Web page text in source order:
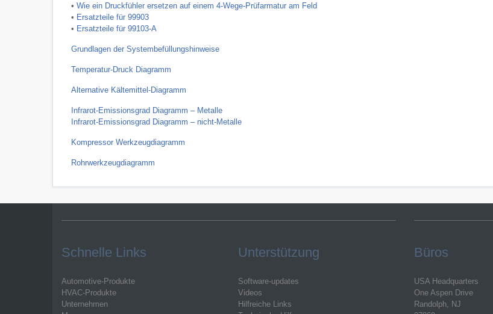
• Wie ein Druckfühler ersetzen auf einem 4-Wege-Prüfarmatur am Feld
• Ersatzteile für 99903
• Ersatzteile für 99103-A
Grundlagen der Systembefüllungshinweise
Temperatur-Druck Diagramm
Alternative Kältemittel-Diagramm
Infrarot-Emissionsgrad Diagramm – Metalle
Infrarot-Emissionsgrad Diagramm – nicht-Metalle
Kompressor Werkzeugdiagramm
Rohrwerkzeugdiagramm
Schnelle Links
Automotive-Produkte
HVAC-Produkte
Unternehmen
Unterstützung
Software-updates
Videos
Hilfreiche Links
Büros
USA Headquarters
One Aspen Drive
Randolph, NJ